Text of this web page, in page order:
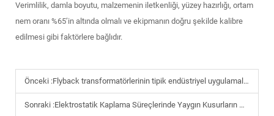
Verimlilik, damla boyutu, malzemenin iletkenliği, yüzey hazırlığı, ortam
nem oranı %65’in altında olmalı ve ekipmanın doğru şekilde kalibre
edilmesi gibi faktörlere bağlıdır.
Önceki :Flyback transformatörlerinin tipik endüstriyel uygulamaları nelerdir
Sonraki :Elektrostatik Kaplama Süreçlerinde Yaygın Kusurların Nasıl Giderileceği